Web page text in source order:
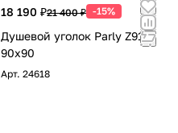
18 190 ₽21 400 ₽ -15%
Душевой уголок Parly Z9111
90х90
Арт. 24618